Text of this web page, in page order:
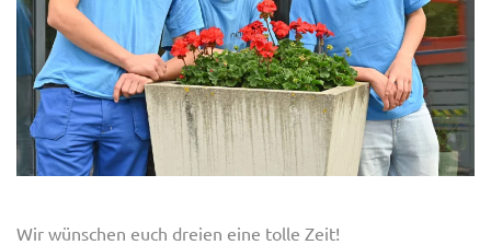
Wir wünschen euch dreien eine tolle Zeit!